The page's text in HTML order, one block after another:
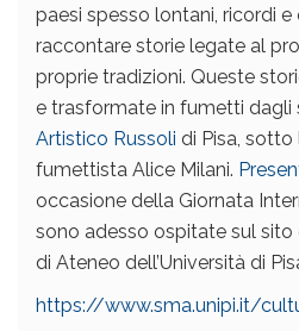
paesi spesso lontani, ricordi
raccontare storie legate al
proprie tradizioni. Queste
e trasformate in fumetti dagli
Artistico Russoli di Pisa,
fumettista Alice Milani.
occasione della Giornata
sono adesso ospitate sul sito
di Ateneo dell’Università di
https://www.sma.unipi.it/